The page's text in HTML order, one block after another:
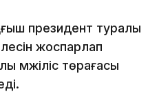
президент туралы
жоспарлап
мәжіліс төрағасы